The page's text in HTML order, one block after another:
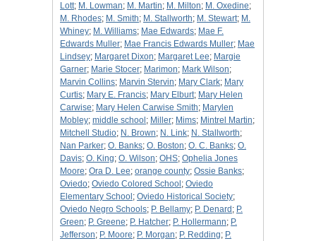
Lott; M. Lowman; M. Martin; M. Milton; M. Oxedine;
M. Rhodes; M. Smith; M. Stallworth; M. Stewart; M.
Whiney; M. Williams; Mae Edwards; Mae F.
Edwards Muller; Mae Francis Edwards Muller; Mae
Lindsey; Margaret Dixon; Margaret Lee; Margie
Garner; Marie Stocer; Marimon; Mark Wilson;
Marvin Collins; Marvin Stervin; Mary Clark; Mary
Curtis; Mary E. Francis; Mary Elburt; Mary Helen
Carwise; Mary Helen Carwise Smith; Marylen
Mobley; middle school ; Miller; Mims; Mintrel Martin;
Mitchell Studio; N. Brown; N. Link; N. Stallworth;
Nan Parker; O. Banks; O. Boston; O. C. Banks; O.
Davis; O. King; O. Wilson; OHS; Ophelia Jones
Moore; Ora D. Lee; orange county; Ossie Banks;
Oviedo; Oviedo Colored School ; Oviedo
Elementary School ; Oviedo Historical Society;
Oviedo Negro Schools; P. Bellamy; P. Denard ; P.
Green; P. Greene; P. Hatcher; P. Hollermann; P.
Jefferson; P. Moore; P. Morgan; P. Redding; P.